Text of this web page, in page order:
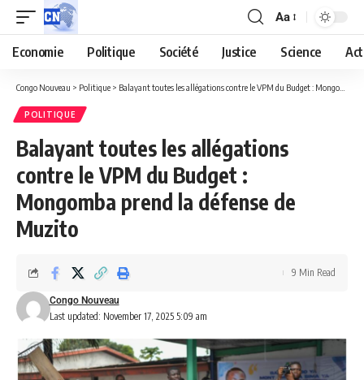
Aa
Economie Politique Société Justice Science
Congo Nouveau > Politique > Balayant toutes les allégations contre le VPM du Budget : Mongomba prend la défense de Muzito
POLITIQUE
Balayant toutes les allégations
contre le VPM du Budget :
Mongomba prend la défense de
Muzito
Last updated: November 17, 2025 5:09 am
Congo Nouveau
9 Min Read